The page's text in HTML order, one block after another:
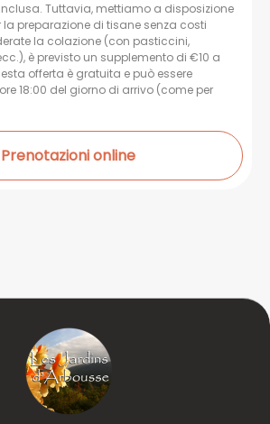
Tuttavia, mettiamo a disposizione
la preparazione di tisane senza costi
la colazione (con pasticcini,
è previsto un supplemento di €10 a
offerta è gratuita e può essere
18:00 del giorno di arrivo (come per
Prenotazioni online